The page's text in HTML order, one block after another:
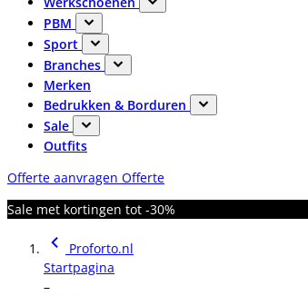
PBM
Sport
Branches
Merken
Bedrukken & Borduren
Sale
Outfits
Offerte aanvragen Offerte
Sale met kortingen tot -30%
Proforto.nl
Startpagina
–